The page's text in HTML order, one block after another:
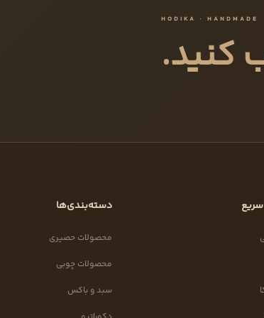
HODIKA · HANDMADE
کنید.
دسته‌بندی‌ها
محصولات حصیری
محصولات چوبی
سبد و باکس